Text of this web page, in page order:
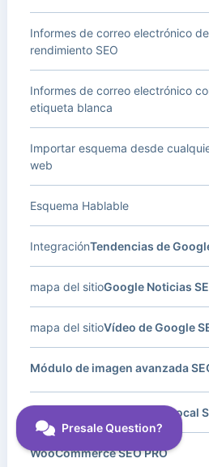
Informes de correo electrónico de
rendimiento SEO
Informes de correo electrónico
etiqueta blanca
Importar esquema desde
web
Esquema Hablable
Tendencias de
Integración
Google Noticias
mapa del sitio
Vídeo de Google
mapa del sitio
Módulo de imagen avanzada
Local
WooCommerce SEO PRO